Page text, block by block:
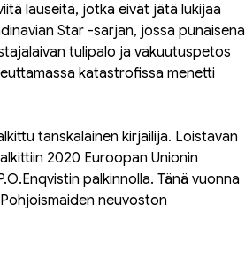
lauseita, jotka eivät jätä lukijaa
Star -sarjan, jossa punaisena
tulipalo ja vakuutuspetos
katastrofissa menetti
tanskalainen kirjailija. Loistavan
2020 Euroopan Unionin
palkinnolla. Tänä vuonna
neuvoston